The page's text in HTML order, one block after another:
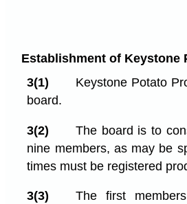
Establishment of Keystone
3(1)
Keystone Potato
board.
3(2)
The board is to
nine members, as may be
times must be registered
3(3)
The first